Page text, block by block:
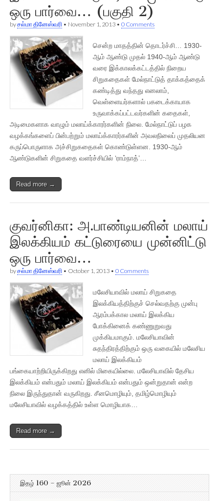
ஒரு பார்வை… (பகுதி 2)
byசல்மா தினேஸ்வரி • November 1, 2013 • 0 Comments
சென்ற மாதத்தின் தொடர்ச்சி… 1930-
ஆம் ஆண்டு முதல் 1940-ஆம் ஆண்டு
வரை இக்காலக்கட்டத்தில் நிறைய
சிறுகதைகள் மேல்நாட்டுத் தாக்கத்தைக்
கண்டித்து வந்தது எனலாம்,
வெள்ளையர்களால் பகடைக்காயாக
உருவாக்கப்பட்டவர்களின் கதைகள்,
அடிமைகளாக வாழும் மலாய்க்காரர்களின் நிலை. மேல்நாட்டுப் பழக
வழக்கங்களைப் பின்பற்றும் மலாய்க்காரர்களின் அவலநிலைப் முதலியன
கருப்பொருளாக அச்சிறுகதைகள் கொண்டுள்ளன. 1930-ஆம்
ஆண்டுகளின் சிறுகதை வளர்ச்சியில் ‘ராம்நாத்’…
Read more →
குவர்னிகா: அ.பாண்டியனின் மலாய்
இலக்கியம் கட்டுரையை முன்னிட்டு
ஒரு பார்வை…
byசல்மா தினேஸ்வரி • October 1, 2013 • 0 Comments
மலேசியாவில் மலாய் சிறுகதை
இலக்கியத்திற்குச் செல்வதற்கு முன்பு
ஆரம்பக்கால மலாய் இலக்கிய
போக்கினைக் கண்ணுறுவது
முக்கியமாகும். மலேசியாவின்
சுதந்திரத்திற்கும் ஒரு வகையில் மலேசிய
மலாய் இலக்கியம்
பங்கையாற்றியிருக்கிறது எனில் மிகையில்லை. மலேசியாவில் தேசிய
இலக்கியம் என்பதும் மலாய் இலக்கியம் என்பதும் ஒன்றுதான் என்ற
நிலை இருந்துதான் வருகிறது. சீனமொழியும், தமிழ்மொழியும்
மலேசியாவில் வழக்கத்தில் உள்ள மொழியாக…
Read more →
இதழ் 160 – ஜூன் 2026